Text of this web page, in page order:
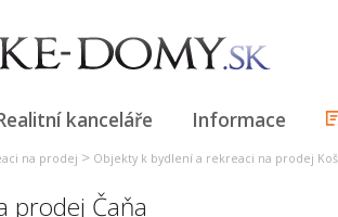
kanceláře Informace
na prodej > Objekty k bydlení a rekreaci na prodej
prodej Čaňa